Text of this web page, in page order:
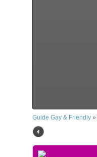
Guide Gay & Friendly »